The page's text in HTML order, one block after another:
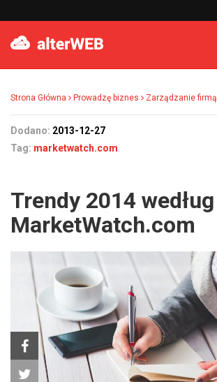
Strona Główna Prowadzę biznes Zarządzanie firmą
Dodano: 2013-12-27
Tag: marketwatch.com
Trendy 2014 według
MarketWatch.com